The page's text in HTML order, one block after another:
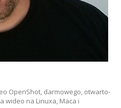
OpenShot, darmowego, otwarto-
wideo na Linuxa, Maca i